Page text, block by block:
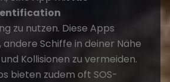
zu nutzen. Diese Apps
Schiffe in deiner Nähe
Kollisionen zu vermeiden.
bieten zudem oft SOS-